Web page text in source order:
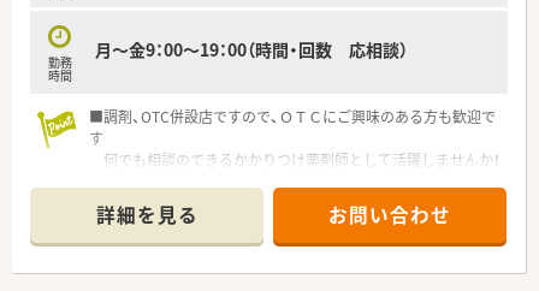
勤務
時間
月～金9：00～19：00（時間・回数 応相談）
■調剤、OTC併設店ですので、ＯＴＣにご興味のある方も歓迎で
す
何でも相談のできるかかりつけ薬剤師として活躍しませんか！
短時間・扶養内勤務や社保加入のしっかり勤務までご相談ＯＫ
詳細を見る お問い合わせ